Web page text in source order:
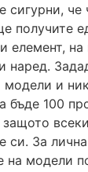
сигурни, че
получите
елемент,
наред.
и
100
си. За
на модели